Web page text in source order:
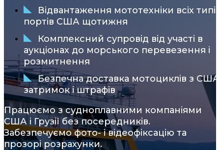
Відвантаження мототехніки всіх
портів США щотижня
Комплексний супровід від участі в
аукціонах до морського перевезення і
розмитнення
Безпечна доставка мотоциклів з
затримок і штрафів
Працюємо з судноплавними компаніями
США і Грузії без посередників.
Забезпечуємо фото- і відеофіксацію та
прозорі розрахунки.